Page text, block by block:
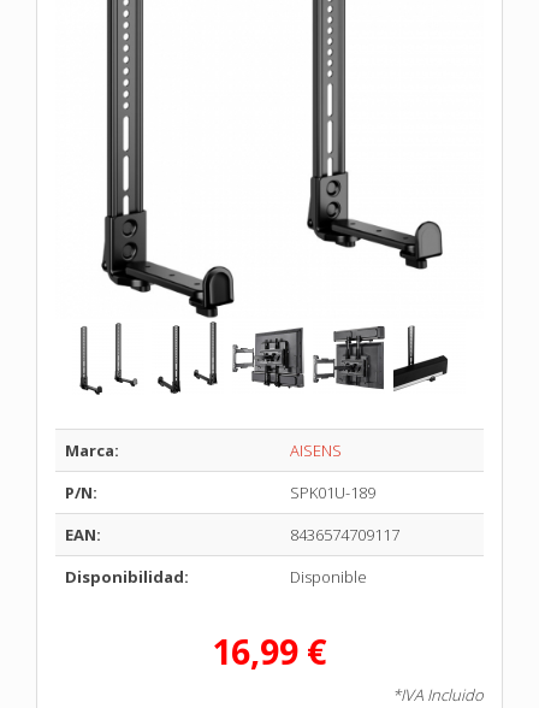
Marca:
AISENS
P/N:
SPK01U-189
EAN:
8436574709117
Disponibilidad:
Disponible
16,99 €
*IVA Incluido